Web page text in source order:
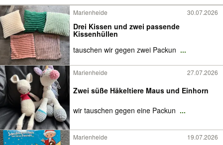
Marienheide 30.07.2026
Drei Kissen und zwei passende
Kissenhüllen
tauschen wir gegen zwei Packun ...
Marienheide 27.07.2026
Zwei süße Häkeltiere Maus und Einhorn
wir tauschen gegen eine Packun ...
Marienheide 19.07.2026